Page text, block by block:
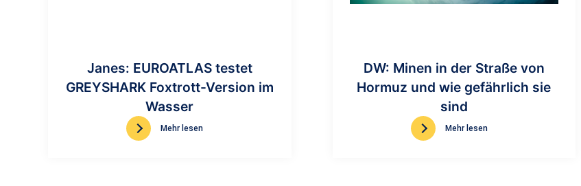
Janes: EUROATLAS testet
GREYSHARK Foxtrott-Version im
Wasser
Mehr lesen
DW: Minen in der Straße von
Hormuz und wie gefährlich sie
sind
Mehr lesen